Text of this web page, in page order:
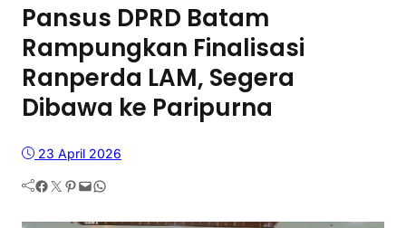
Pansus DPRD Batam
Rampungkan Finalisasi
Ranperda LAM, Segera
Dibawa ke Paripurna
23 April 2026
Facebook Twitter Pinterest Mail WhatsApp